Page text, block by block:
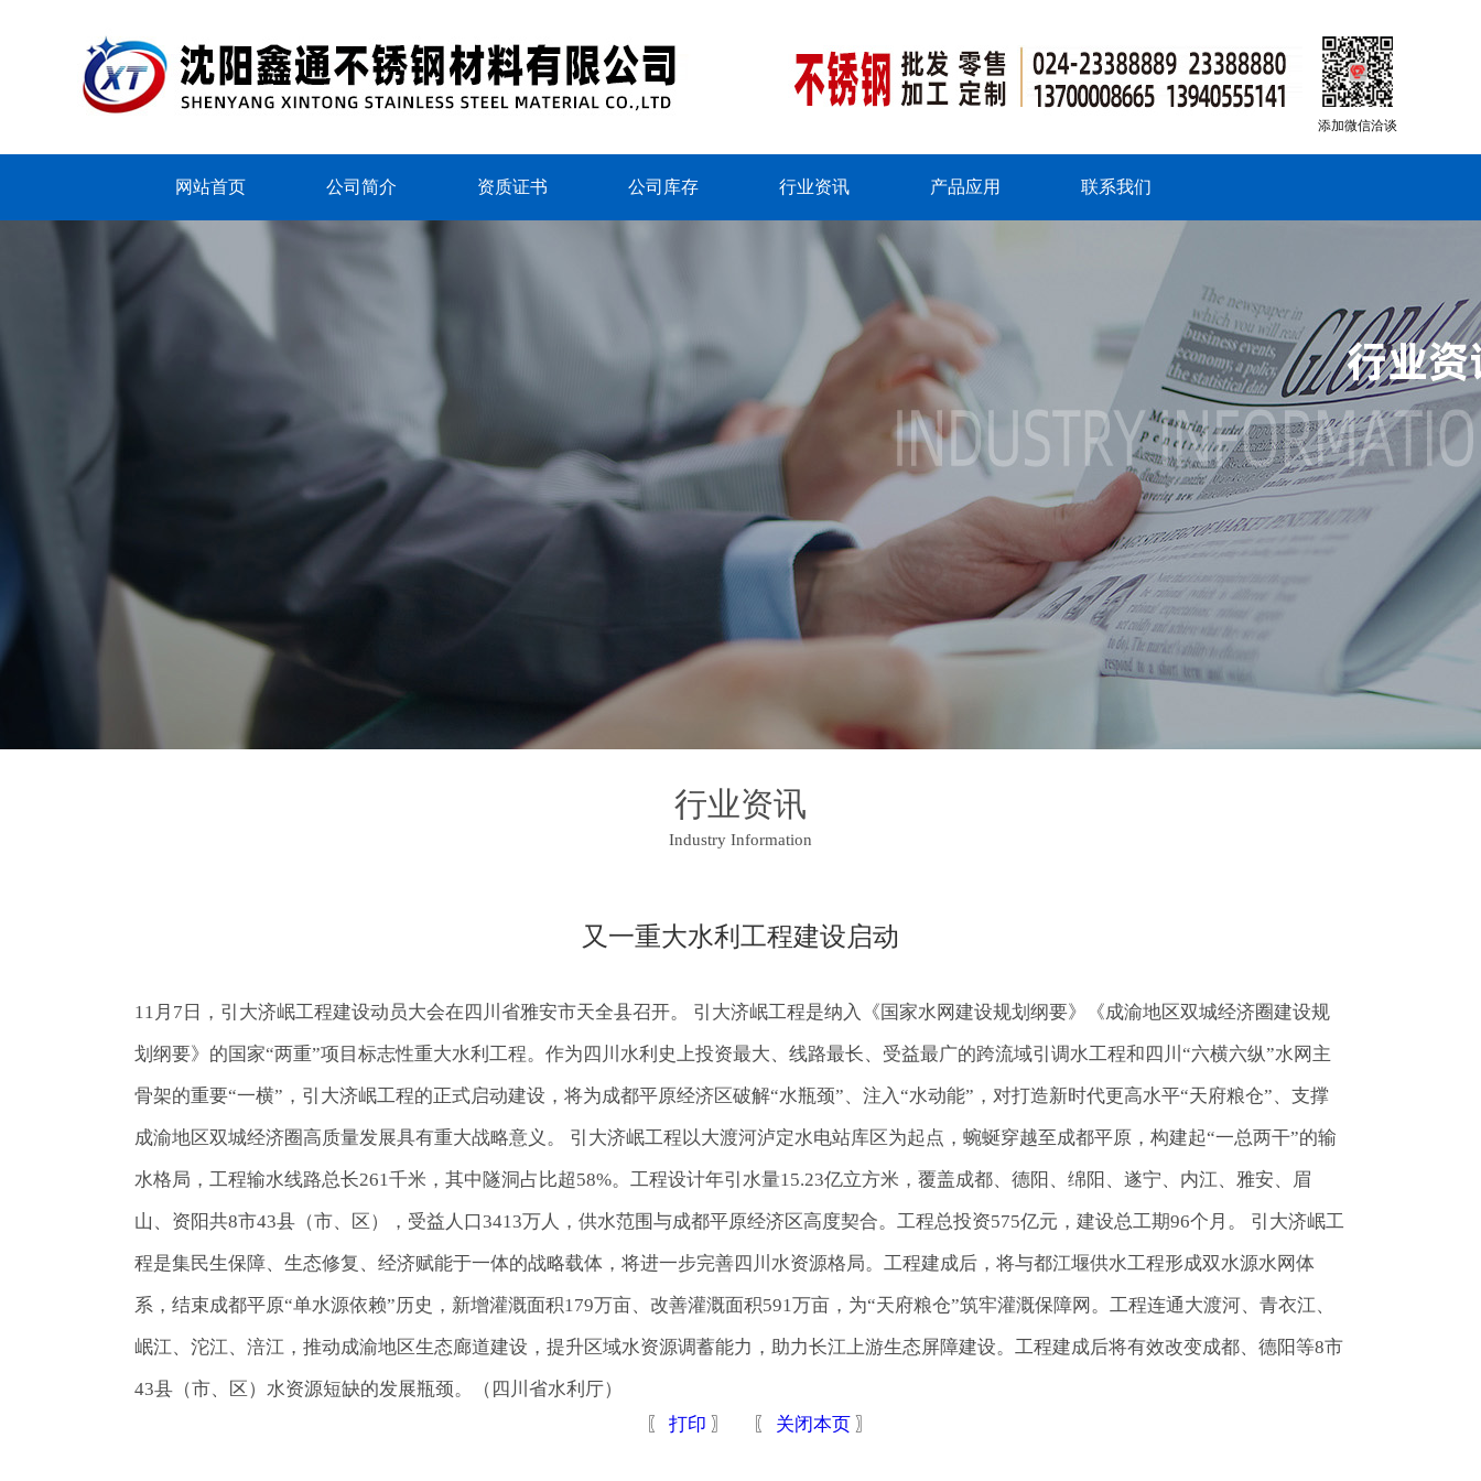
添加微信洽谈
网站首页 公司简介 资质证书 公司库存 行业资讯 产品应用 联系我们
行业资讯
Industry Information
又一重大水利工程建设启动
11月7日，引大济岷工程建设动员大会在四川省雅安市天全县召开。 引大济岷工程是纳入《国家水网建设规划纲要》《成渝地区双城经济圈建设规
划纲要》的国家“两重”项目标志性重大水利工程。作为四川水利史上投资最大、线路最长、受益最广的跨流域引调水工程和四川“六横六纵”水网主
骨架的重要“一横”，引大济岷工程的正式启动建设，将为成都平原经济区破解“水瓶颈”、注入“水动能”，对打造新时代更高水平“天府粮仓”、支撑
成渝地区双城经济圈高质量发展具有重大战略意义。 引大济岷工程以大渡河泸定水电站库区为起点，蜿蜒穿越至成都平原，构建起“一总两干”的输
水格局，工程输水线路总长261千米，其中隧洞占比超58%。工程设计年引水量15.23亿立方米，覆盖成都、德阳、绵阳、遂宁、内江、雅安、眉
山、资阳共8市43县（市、区），受益人口3413万人，供水范围与成都平原经济区高度契合。工程总投资575亿元，建设总工期96个月。 引大济岷工
程是集民生保障、生态修复、经济赋能于一体的战略载体，将进一步完善四川水资源格局。工程建成后，将与都江堰供水工程形成双水源水网体
系，结束成都平原“单水源依赖”历史，新增灌溉面积179万亩、改善灌溉面积591万亩，为“天府粮仓”筑牢灌溉保障网。工程连通大渡河、青衣江、
岷江、沱江、涪江，推动成渝地区生态廊道建设，提升区域水资源调蓄能力，助力长江上游生态屏障建设。工程建成后将有效改变成都、德阳等8市
43县（市、区）水资源短缺的发展瓶颈。（四川省水利厅）
〖
打印 〗 〖 关闭本页〗